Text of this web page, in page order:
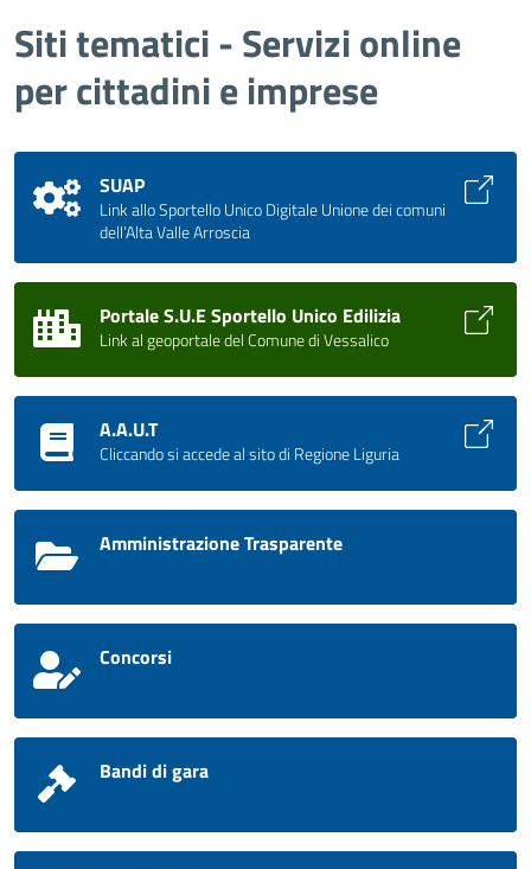
Siti tematici - Servizi online
per cittadini e imprese
SUAP
Link allo Sportello Unico Digitale Unione dei comuni
dell’Alta Valle Arroscia
Portale S.U.E Sportello Unico Edilizia
Link al geoportale del Comune di Vessalico
A.A.U.T
Cliccando si accede al sito di Regione Liguria
Amministrazione Trasparente
Concorsi
Bandi di gara